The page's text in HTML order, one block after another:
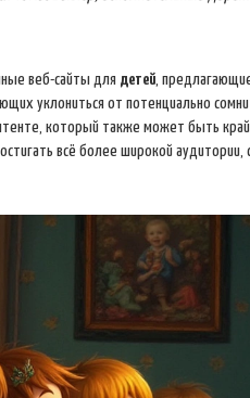
веб-сайты для детей ,
уклониться от потенциально
который также может быть
всё более широкой